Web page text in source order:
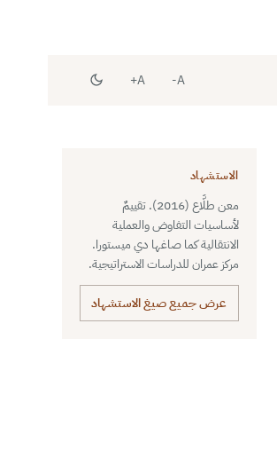
A-
A+
الاستشهاد
معن طلَّاع (2016). تقييمٌ
لأساسيات التفاوض والعملية
الانتقالية كما صاغها دي ميستورا.
مركز عمران للدراسات الاستراتيجية.
عرض جميع صيغ الاستشهاد